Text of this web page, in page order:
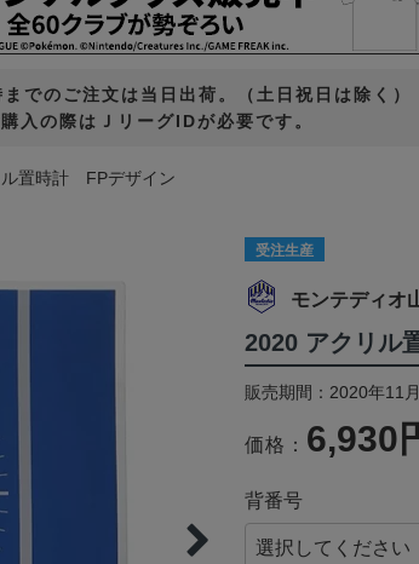
でのご注文は当日出荷。（土日祝日は除く）
入の際はＪリーグIDが必要です。
ル置時計 FPデザイン
受注生産
モンテディオ
2020 アクリル
販売期間：2020年11
価格： 6,930
背番号